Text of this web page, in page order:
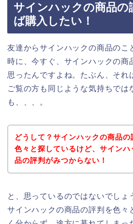
サインハックの商品の
ば購入したい！
友達からサインハックの商品のこ
時に、今すぐ、サインハックの商
思ったんですよね。たぶん、それ
ご覧の方も同じような気持ちでは
も、、、。
どうして？サインハックの商品の
色々と探しているけど、サインハ
品の評判がみつからない！
と、思っているのではないでしょ
サインハックの商品の評判を色々